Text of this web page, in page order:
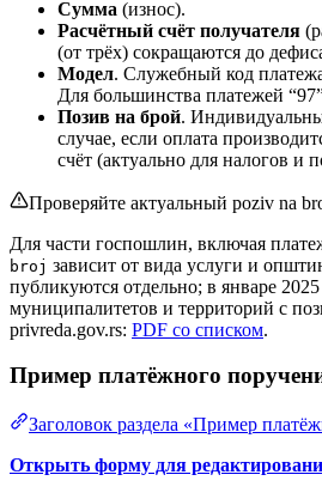
Сумма (износ).
Расчётный счёт получателя
(от трёх) сокращаются до
Модел. Служебный код
Для большинства платежей
Позив на брой.
случае, если оплата
счёт (актуально для налогов и
Проверяйте актуальный poziv na
Для части госпошлин, включая
broj зависит от вида услуги и
публикуются отдельно; в январе
муниципалитетов и территорий с
privreda.gov.rs: PDF со списком.
Пример платёжного
Заголовок раздела «Пример
Открыть форму для